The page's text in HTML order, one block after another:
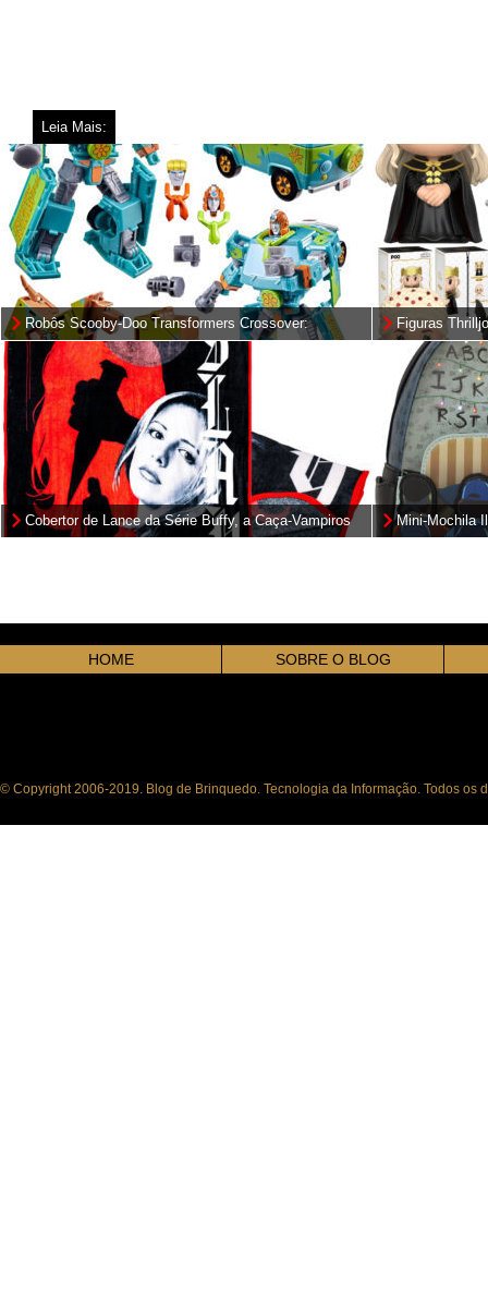
Leia Mais:
Robôs Scooby-Doo Transformers Crossover:
Mysterious Prime & Automutt
Figuras
Hightower,
the Dragons)
Cobertor de Lance da Série Buffy, a Caça-Vampiros
Mini-Mochila
Stranger
HOME SOBRE O BLOG
© Copyright 2006-2019. Blog de Brinquedo. Tecnologia da Informação. Todos os